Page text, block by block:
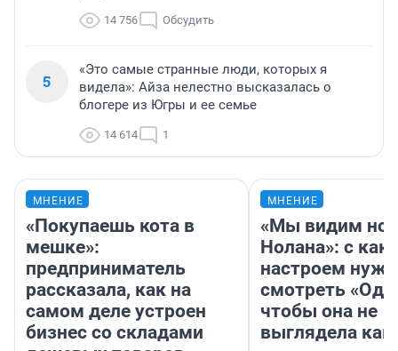
14 756 Обсудить
5
«Это самые странные люди, которых я
видела»: Айза нелестно высказалась о
блогере из Югры и ее семье
14 614 1
МНЕНИЕ
«Покупаешь кота в
мешке»:
предприниматель
рассказала, как на
самом деле устроен
бизнес со складами
МНЕНИЕ
«Мы видим
Нолана»: с
настроем
смотреть
чтобы она не
выглядела как